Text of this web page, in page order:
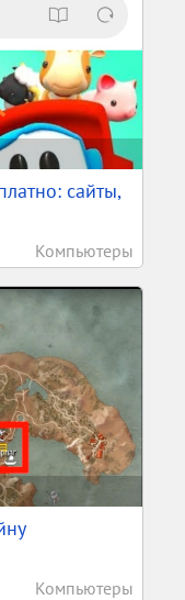
сайты,
Компьютеры
Компьютеры